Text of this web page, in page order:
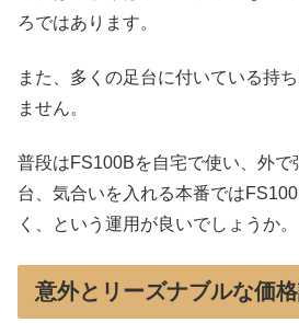
ろではあります。
また、多くの足台に付いている持
ません。
普段はFS100Bを自宅で使い、外で
台、気合いを入れる本番では
く、という運用が良いでしょうか。
意外とリーズナブルな価